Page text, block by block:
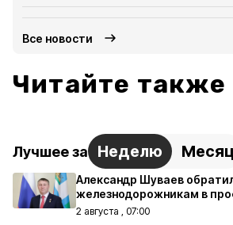
Все новости
Читайте также
Лучшее за Неделю Месяц
Александр Шуваев
железнодорожникам в
2 августа , 07:00